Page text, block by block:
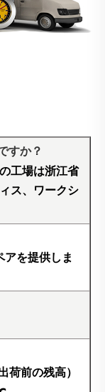
すか？
工場は浙江省
ス、ワークシ
アを提供しま
前の残高）